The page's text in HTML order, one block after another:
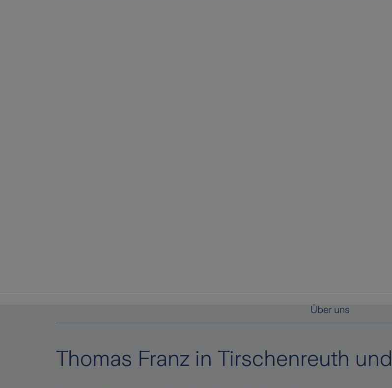
Über uns
Thomas Franz in Tirschenreuth